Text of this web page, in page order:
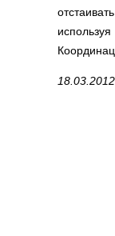
18.03.2012